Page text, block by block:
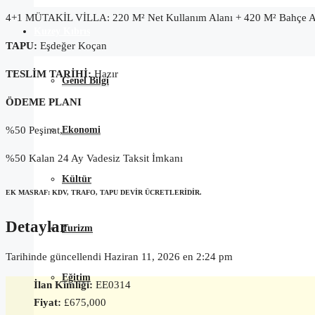
Genel Bilgi
Ekonomi
Kültür
Turizm
Eğitim
4+1 MÜTAKİL VİLLA: 220 M² Net Kullanım Alanı + 420 M² Bahçe
TAPU: Eşdeğer Koçan
TESLİM TARİHİ: Hazır
ÖDEME PLANI
%50 Peşinat,
%50 Kalan 24 Ay Vadesiz Taksit İmkanı
EK MASRAF: KDV, TRAFO, TAPU DEVİR ÜCRETLERİDİR.
Detaylar
Tarihinde güncellendi Haziran 11, 2026 en 2:24 pm
İlan Kimliği: EE0314
Fiyat: £675,000